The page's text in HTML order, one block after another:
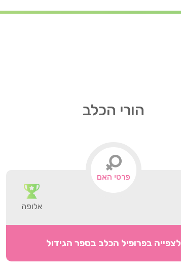
הורי הכלב
פרטי האם
אלופה
לצפייה בפרופיל הכלב בספר הגידול